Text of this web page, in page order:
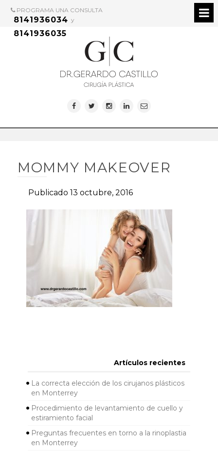
PROGRAMA UNA CONSULTA
8141936034 y
8141936035
MOMMY MAKEOVER
Publicado 13 octubre, 2016
Artículos recientes
La correcta elección de los cirujanos plásticos
en Monterrey
Procedimiento de levantamiento de cuello y
estiramiento facial
Preguntas frecuentes en torno a la rinoplastia
en Monterrey